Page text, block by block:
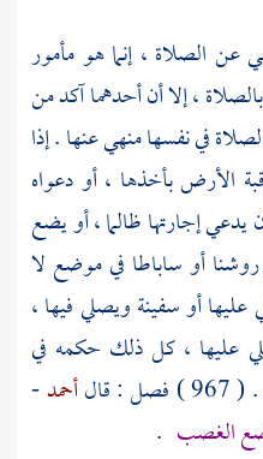
عن الصلاة ، إنما هو مأمور
، إلا أن أحدهما آكد من
في نفسها منهي عنها . إذا
الأرض بأخذها ، أو دعواه
يدعي إجارتها ظالما ، أو يضع
أو ساباطا في موضع لا
أو سفينة ويصلي فيها ،
عليها ، كل ذلك حكمه في
أحمد-
الغصب .